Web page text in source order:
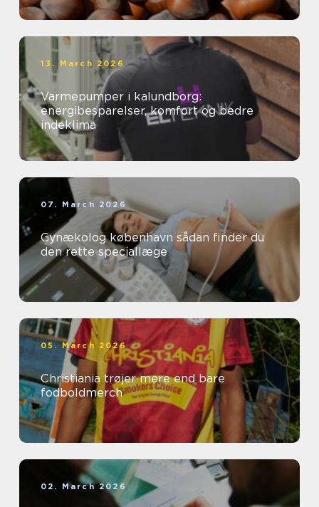
13. March 2026
Varmepumper i kalundborg:
energibesparelser, komfort og bedre
indeklima
07. March 2026
Gynækolog københavn sådan finder du
den rette speciallæge
05. March 2026
Christiania trøjer mere end bare
fodboldmerch
02. March 2026